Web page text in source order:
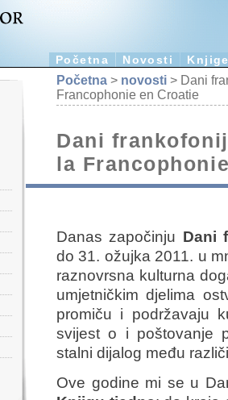
Početna Novosti
Početna > novosti > Dani
Francophonie en Croatie
Dani
la
Danas započinju Dani
do 31. ožujka 2011. u
raznovrsna kulturna
umjetničkim djelima
promiču i podržavaju
svijest o i poštovanje
stalni dijalog među
Ove godine mi se u